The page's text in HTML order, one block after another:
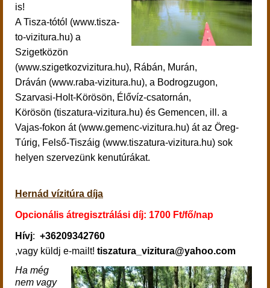
is!
A Tisza-tótól (www.tisza-
to-vizitura.hu) a
Szigetközön
(www.szigetkozvizitura.hu), Rábán, Murán,
Dráván (www.raba-vizitura.hu), a Bodrogzugon,
Szarvasi-Holt-Körösön, Élővíz-csatornán,
Körösön (tiszatura-vizitura.hu) és Gemencen, ill. a
Vajas-fokon át (www.gemenc-vizitura.hu) át az Öreg-
Túrig, Felső-Tiszáig (www.tiszatura-vizitura.hu) sok
helyen szervezünk kenutúrákat.
Hernád vízitúra díja
Opcionális átregisztrálási díj: 1700 Ft/fő/nap
Hívj: +36209342760
,vagy küldj e-mailt! tiszatura_vizitura@yahoo.com
Ha még
nem vagy